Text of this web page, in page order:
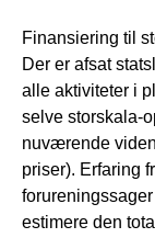
Finansiering til
Der er afsat
alle aktiviteter i
selve storskala-
nuværende
priser). Erfaring
estimere den